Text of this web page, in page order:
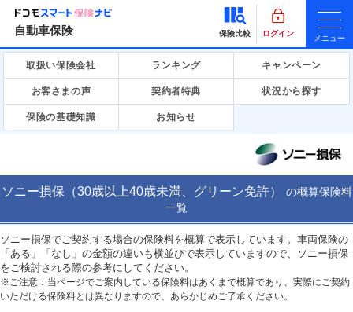
自動車保険 保険比較 ログイン
メニュー
取扱い保険会社 ランキング キャンペーン
お客さまの声 契約者特典 状況から探す
保険の基礎知識 お知らせ
ソニー損保（30歳以上40歳未満、グリーン免許） の概算保険料
一覧
ソニー損保でご契約する場合の保険料を概算で表示しています。車両保険の
「ある」「なし」の金額の違いも横並びで表示していますので、ソニー損保
をご検討される際の参考にしてください。
※ご注意：当ページでご案内している保険料はあくまで概算であり、実際にご契約
いただける保険料とは異なりますので、あらかじめご了承ください。